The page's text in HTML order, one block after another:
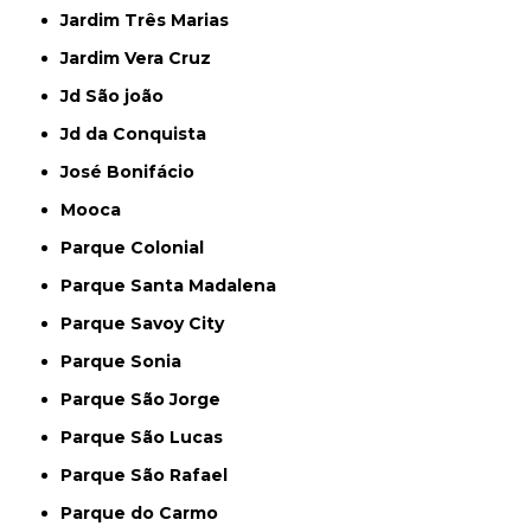
Jardim Três Marias
Jardim Vera Cruz
Jd São joão
Jd da Conquista
José Bonifácio
Mooca
Parque Colonial
Parque Santa Madalena
Parque Savoy City
Parque Sonia
Parque São Jorge
Parque São Lucas
Parque São Rafael
Parque do Carmo